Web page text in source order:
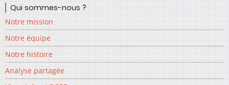
Qui sommes-nous ?
Notre mission
Notre équipe
Notre histoire
Analyse partagée